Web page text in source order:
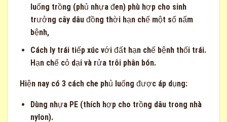
luống trồng (phủ nhựa đen) phù hợp cho sinh
trưởng cây dâu đồng thời hạn chế một số nấm
bệnh,
Cách ly trái tiếp xúc với đất hạn chế bệnh thối trái.
Hạn chế cỏ dại và rửa trôi phân bón.
Hiện nay có 3 cách che phủ luống được áp dụng:
Dùng nhựa PE (thích hợp cho trồng dâu trong nhà
nylon).